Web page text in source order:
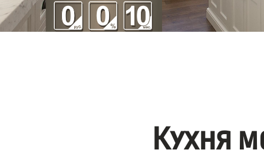
Кухня